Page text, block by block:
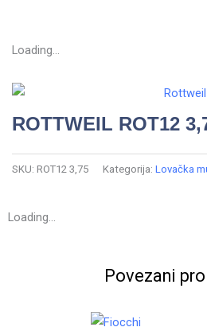
Loading...
ROTTWEIL ROT12
SKU: ROT12 3,75 Kategorija: Lovačka
Loading...
Povezani